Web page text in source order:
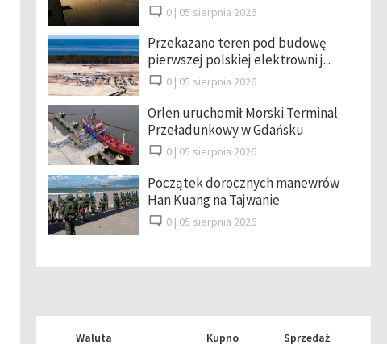
0 | 05 sierpnia 2026
Przekazano teren pod budowę
pierwszej polskiej elektrowni j...
0 | 05 sierpnia 2026
Orlen uruchomił Morski Terminal
Przeładunkowy w Gdańsku
0 | 05 sierpnia 2026
Początek dorocznych manewrów
Han Kuang na Tajwanie
0 | 05 sierpnia 2026
Waluta Kupno
Sprzedaż